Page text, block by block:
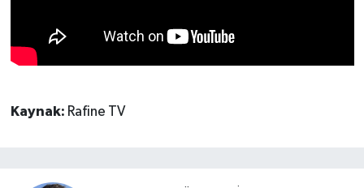
Kaynak: Rafine TV